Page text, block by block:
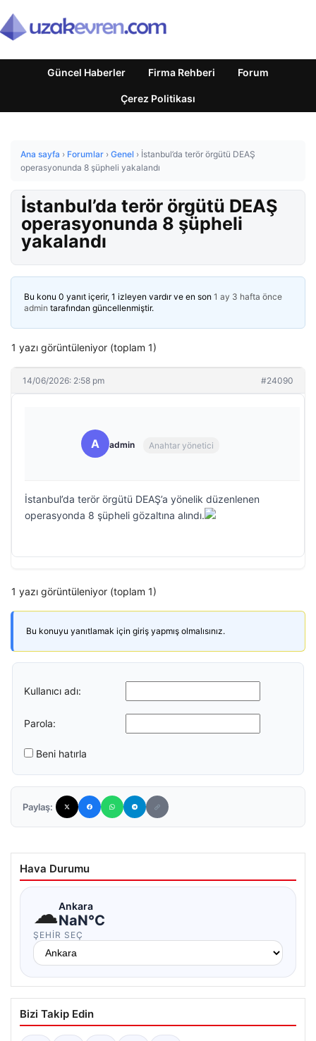
Güncel Haberler Firma Rehberi Forum
Çerez Politikası
Ana sayfa › Forumlar › Genel › İstanbul’da terör örgütü DEAŞ
operasyonunda 8 şüpheli yakalandı
İstanbul’da terör örgütü DEAŞ
operasyonunda 8 şüpheli
yakalandı
Bu konu 0 yanıt içerir, 1 izleyen vardır ve en son 1 ay 3 hafta önce
admin tarafından güncellenmiştir.
1 yazı görüntüleniyor (toplam 1)
14/06/2026: 2:58 pm #24090
A admin Anahtar yönetici
İstanbul’da terör örgütü DEAŞ’a yönelik düzenlenen
operasyonda 8 şüpheli gözaltına alındı.
1 yazı görüntüleniyor (toplam 1)
Bu konuyu yanıtlamak için giriş yapmış olmalısınız.
Kullanıcı adı:
Parola:
Beni hatırla
Paylaş:
Hava Durumu
☁Ankara
NaN°C
ŞEHIR SEÇ
Bizi Takip Edin